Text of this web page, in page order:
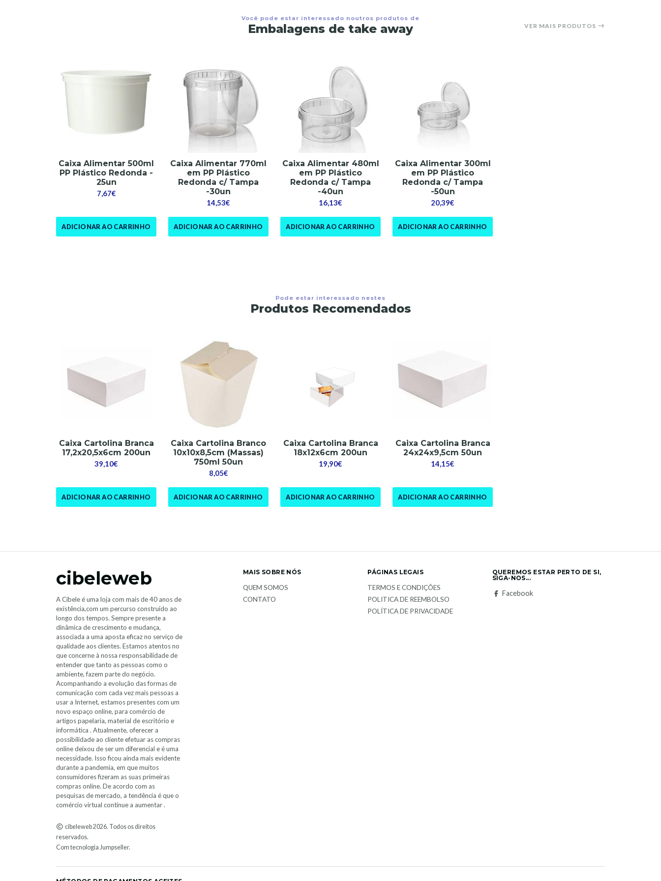
Você pode estar interessado noutros produtos de
Embalagens de take away VER MAIS PRODUTOS
Caixa Alimentar 500ml
PP Plástico Redonda -
25un
7,67€
ADICIONAR AO CARRINHO
Caixa Alimentar 770ml
em PP Plástico
Redonda c/ Tampa
-30un
14,53€
ADICIONAR AO CARRINHO
Caixa Alimentar 480ml
em PP Plástico
Redonda c/ Tampa
-40un
16,13€
ADICIONAR AO CARRINHO
Caixa Alimentar 300ml
em PP Plástico
Redonda c/ Tampa
-50un
20,39€
ADICIONAR AO CARRINHO
Pode estar interessado nestes
Produtos Recomendados
Caixa Cartolina Branca
17,2x20,5x6cm 200un
39,10€
ADICIONAR AO CARRINHO
Caixa Cartolina Branco
10x10x8,5cm (Massas)
750ml 50un
8,05€
ADICIONAR AO CARRINHO
Caixa Cartolina Branca
18x12x6cm 200un
19,90€
ADICIONAR AO CARRINHO
Caixa Cartolina Branca
24x24x9,5cm 50un
14,15€
ADICIONAR AO CARRINHO
cibeleweb
A Cibele é uma loja com mais de 40 anos de
existência,com um percurso construído ao
longo dos tempos. Sempre presente a
dinâmica de crescimento e mudança,
associada a uma aposta eficaz no serviço de
qualidade aos clientes. Estamos atentos no
que concerne à nossa responsabilidade de
entender que tanto as pessoas como o
ambiente, fazem parte do negócio.
Acompanhando a evolução das formas de
comunicação com cada vez mais pessoas a
usar a Internet, estamos presentes com um
novo espaço online, para comércio de
artigos papelaria, material de escritório e
informática . Atualmente, oferecer a
possibilidade ao cliente efetuar as compras
online deixou de ser um diferencial e é uma
necessidade. Isso ficou ainda mais evidente
durante a pandemia, em que muitos
consumidores fizeram as suas primeiras
compras online. De acordo com as
pesquisas de mercado, a tendência é que o
comércio virtual continue a aumentar .
cibeleweb 2026. Todos os direitos
reservados.
Com tecnologia Jumpseller.
MAIS SOBRE NÓS
QUEM SOMOS
CONTATO
PÁGINAS LEGAIS
TERMOS E CONDIÇÕES
POLITICA DE REEMBOLSO
POLÍTICA DE PRIVACIDADE
QUEREMOS ESTAR PERTO DE SI,
SIGA-NOS...
Facebook